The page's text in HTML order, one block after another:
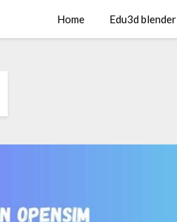
Home Edu3d blender